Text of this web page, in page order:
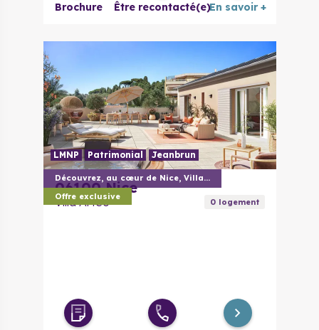
Brochure Être recontacté(e)En savoir +
Découvrez, au cœur de Nice, Villa Arteo
Offre exclusive
LMNP Patrimonial Jeanbrun
06100 Nice
Villa Arteo 0logement